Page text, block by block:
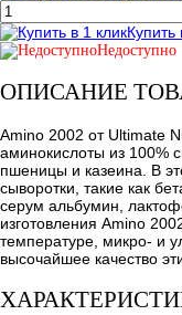
Купить
Недоступно
ОПИСАНИЕ
Amino 2002 от Ultimate
аминокислоты из 100%
пшеницы и казеина. В
сыворотки, такие как
серум альбумин,
изготовления Amino
температуре, микро- и
высочайшее качество